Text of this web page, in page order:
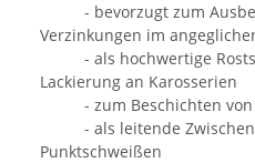
- bevorzugt zum
Verzinkungen im
- als hochwertige
Lackierung an Karosserien
- zum Beschichten von
- als leitende
Punktschweißen